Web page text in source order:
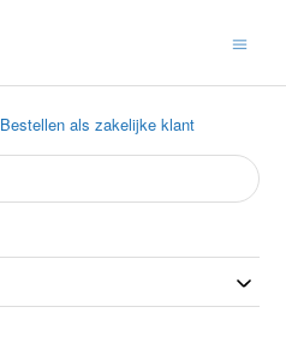
Bestellen als zakelijke klant